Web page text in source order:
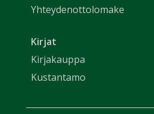
Yhteydenottolomake
Kirjat
Kirjakauppa
Kustantamo